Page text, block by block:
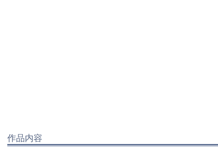
作品内容